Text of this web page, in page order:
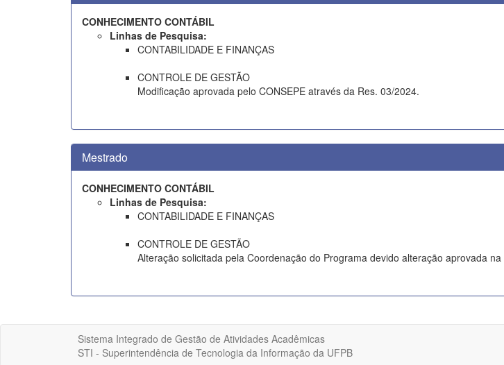
CONHECIMENTO CONTÁBIL
Linhas de Pesquisa:
CONTABILIDADE E FINANÇAS
CONTROLE DE GESTÃO
Modificação aprovada pelo CONSEPE através da Res. 03/2024.
Mestrado
CONHECIMENTO CONTÁBIL
Linhas de Pesquisa:
CONTABILIDADE E FINANÇAS
CONTROLE DE GESTÃO
Alteração solicitada pela Coordenação do Programa devido alteração aprovada
Sistema Integrado de Gestão de Atividades Acadêmicas
STI - Superintendência de Tecnologia da Informação da UFPB